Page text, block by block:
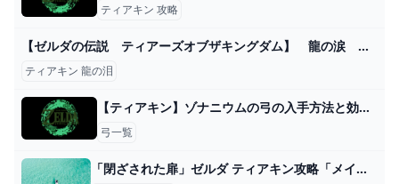
ティアキン 攻略
【ゼルダの伝説 ティアーズオブザキングダム】 龍の涙 忘れ去られた神殿 地上絵 - YouTube
ティアキン 龍の泪
【ティアキン】ゾナニウムの弓の入手方法と効果性能【ゼルダの伝説ティアーズオブザキングダム】
弓一覧
「閉ざされた扉」ゼルダ ティアキン攻略「メインチャレンジ編」【ゼルダの伝説ティアーズオブザキングダム攻略】 GameGamingGames